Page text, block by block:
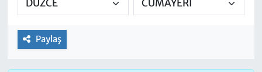
Paylaş